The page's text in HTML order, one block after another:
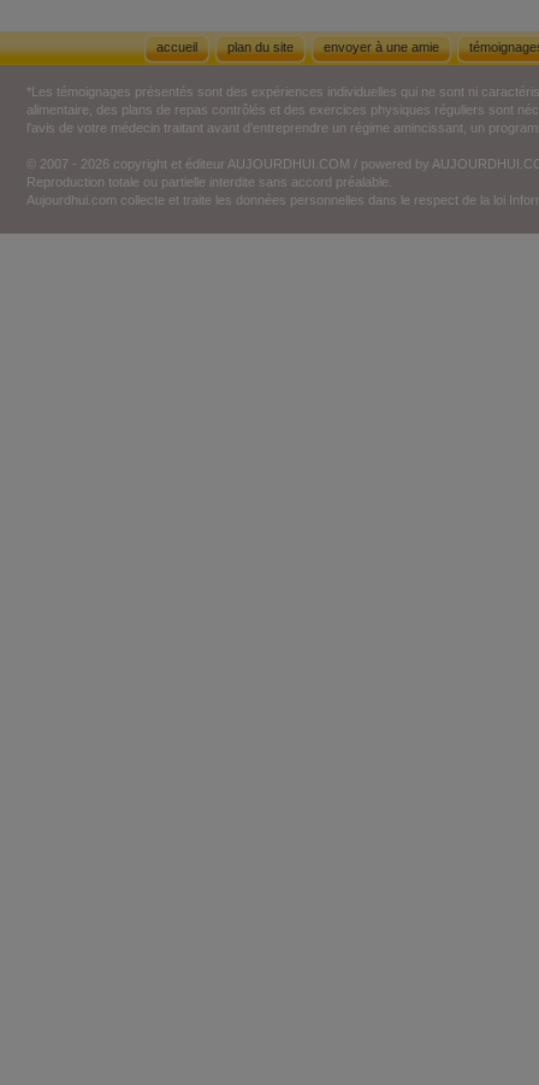
accueil plan du site envoyer à une amie
*Les témoignages présentés sont des expériences individuelles qui ne sont ni
alimentaire, des plans de repas contrôlés et des exercices physiques réguliers sont
l'avis de votre médecin traitant avant d'entreprendre un régime amincissant, un
© 2007 - 2026 copyright et éditeur AUJOURDHUI.COM / powered by
Reproduction totale ou partielle interdite sans accord préalable.
Aujourdhui.com collecte et traite les données personnelles dans le respect de la loi